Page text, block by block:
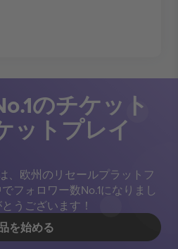
のチケット
ットプレイ
、欧州のリセールプラットフ
フォロワー数No.1になりまし
うございます！
を始める